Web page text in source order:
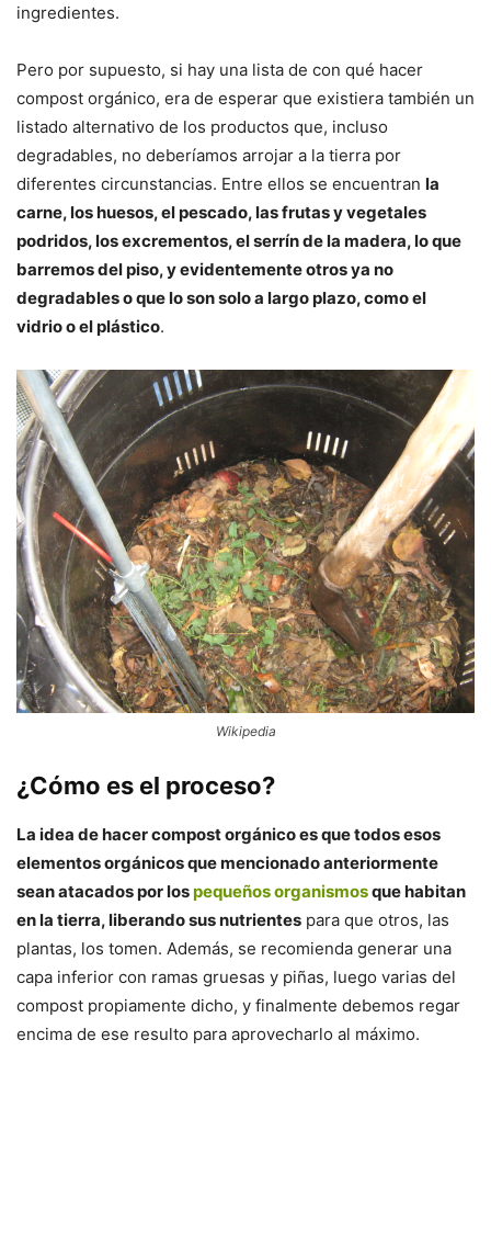
ingredientes.
Pero por supuesto, si hay una lista de con qué hacer
compost orgánico, era de esperar que existiera también un
listado alternativo de los productos que, incluso
degradables, no deberíamos arrojar a la tierra por
diferentes circunstancias. Entre ellos se encuentran la
carne, los huesos, el pescado, las frutas y vegetales
podridos, los excrementos, el serrín de la madera, lo que
barremos del piso, y evidentemente otros ya no
degradables o que lo son solo a largo plazo, como el
vidrio o el plástico.
Wikipedia
¿Cómo es el proceso?
La idea de hacer compost orgánico es que todos esos
elementos orgánicos que mencionado anteriormente
sean atacados por lospequeños organismosque habitan
en la tierra, liberando sus nutrientes para que otros, las
plantas, los tomen. Además, se recomienda generar una
capa inferior con ramas gruesas y piñas, luego varias del
compost propiamente dicho, y finalmente debemos regar
encima de ese resulto para aprovecharlo al máximo.